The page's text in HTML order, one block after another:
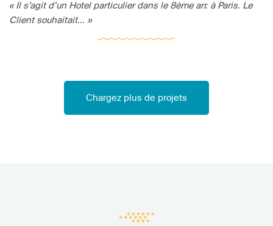
« Il s’agit d’un Hotel particulier dans le 8ème arr. à Paris. Le
Client souhaitait... »
Chargez plus de projets